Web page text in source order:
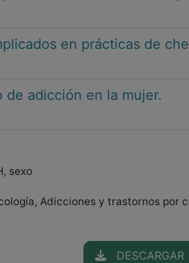
en prácticas de
adicción en la mujer.
sexo
Adicciones y trastornos por
DESCARGAR